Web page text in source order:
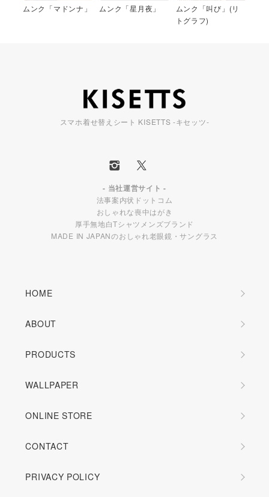
ムンク「マドンナ」 ムンク「星月夜」
ムンク「叫び」(リ
トグラフ)
スマホ着せ替えシート KISETTS -キセッツ-
- 当社運営サイト -
法事案内状ドットコム
おしゃれな喪中はがき
厚手無地白Tシャツメンズブランド
MADE IN JAPANのおしゃれ老眼鏡・サングラス
HOME
ABOUT
PRODUCTS
WALLPAPER
ONLINE STORE
CONTACT
PRIVACY POLICY